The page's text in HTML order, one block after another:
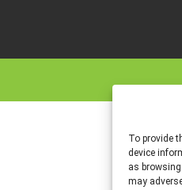
To provide
device
as
may